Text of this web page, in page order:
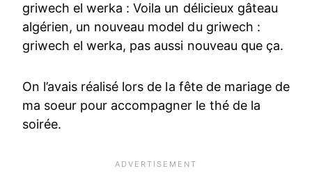
griwech el werka : Voila un délicieux gâteau
algérien, un nouveau model du griwech :
griwech el werka, pas aussi nouveau que ça.
On l’avais réalisé lors de la fête de mariage de
ma soeur pour accompagner le thé de la
soirée.